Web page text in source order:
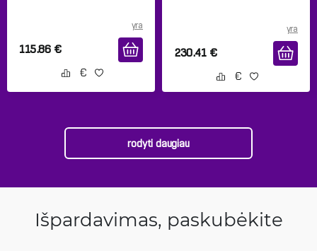
yra
115.86 €
yra
230.41 €
rodyti daugiau
Išpardavimas, paskubėkite